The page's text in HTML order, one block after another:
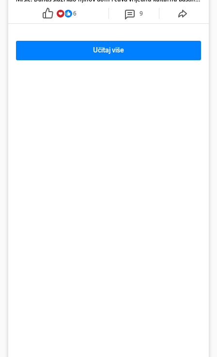
davno zaboravljenog vremena
6 9
Učitaj više